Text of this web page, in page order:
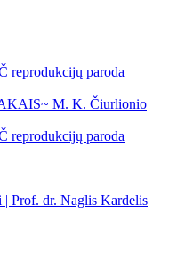
reprodukcijų paroda
M. K. Čiurlionio
reprodukcijų paroda
Prof. dr. Naglis Kardelis